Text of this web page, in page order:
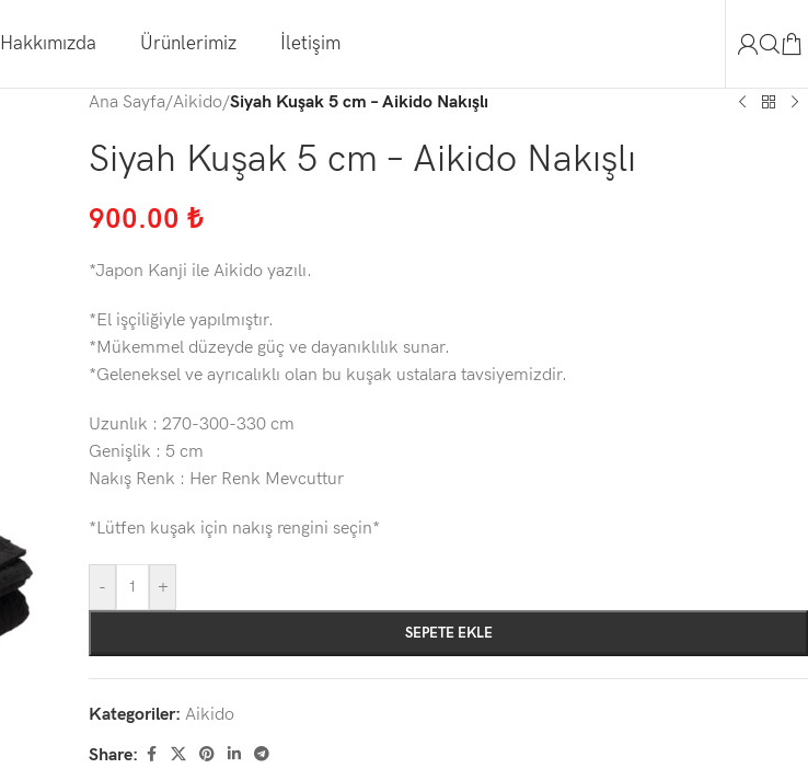
Hakkımızda Ürünlerimiz İletişim
Ana Sayfa/Aikido/Siyah Kuşak 5 cm – Aikido Nakışlı
Siyah Kuşak 5 cm – Aikido Nakışlı
900.00 ₺
*Japon Kanji ile Aikido yazılı.
*El işçiliğiyle yapılmıştır.
*Mükemmel düzeyde güç ve dayanıklılık sunar.
*Geleneksel ve ayrıcalıklı olan bu kuşak ustalara tavsiyemizdir.
Uzunlık : 270-300-330 cm
Genişlik : 5 cm
Nakış Renk : Her Renk Mevcuttur
*Lütfen kuşak için nakış rengini seçin*
- +
SEPETE EKLE
Kategoriler: Aikido
Share: